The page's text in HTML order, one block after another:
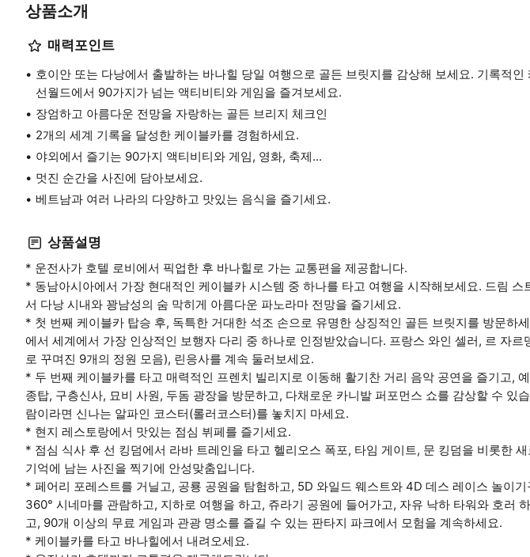
상품소개
매력포인트
호이안 또는 다낭에서 출발하는 바나힐 당일 여행으로 골든 브릿지를 감상해 보세요. 기록적인
선월드에서 90가지가 넘는 액티비티와 게임을 즐겨보세요.
장엄하고 아름다운 전망을 자랑하는 골든 브리지 체크인
2개의 세계 기록을 달성한 케이블카를 경험하세요.
야외에서 즐기는 90가지 액티비티와 게임, 영화, 축제...
멋진 순간을 사진에 담아보세요.
베트남과 여러 나라의 다양하고 맛있는 음식을 즐기세요.
상품설명
* 운전사가 호텔 로비에서 픽업한 후 바나힐로 가는 교통편을 제공합니다.
* 동남아시아에서 가장 현대적인 케이블카 시스템 중 하나를 타고 여행을 시작해보세요. 드림 스
서 다낭 시내와 꽝남성의 숨 막히게 아름다운 파노라마 전망을 즐기세요.
* 첫 번째 케이블카 탑승 후, 독특한 거대한 석조 손으로 유명한 상징적인 골든 브릿지를 방문하
에서 세계에서 가장 인상적인 보행자 다리 중 하나로 인정받았습니다. 프랑스 와인 셀러, 르 자르
로 꾸며진 9개의 정원 모음), 린응사를 계속 둘러보세요.
* 두 번째 케이블카를 타고 매력적인 프렌치 빌리지로 이동해 활기찬 거리 음악 공연을 즐기고,
종탑, 구층신사, 묘비 사원, 두돔 광장을 방문하고, 다채로운 카니발 퍼포먼스 쇼를 감상할 수 있
람이라면 신나는 알파인 코스터(롤러코스터)를 놓치지 마세요.
* 현지 레스토랑에서 맛있는 점심 뷔페를 즐기세요.
* 점심 식사 후 선 킹덤에서 라바 트레인을 타고 헬리오스 폭포, 타임 게이트, 문 킹덤을 비롯한
기억에 남는 사진을 찍기에 안성맞춤입니다.
* 페어리 포레스트를 거닐고, 공룡 공원을 탐험하고, 5D 와일드 웨스트와 4D 데스 레이스 놀이
360° 시네마를 관람하고, 지하로 여행을 하고, 쥬라기 공원에 들어가고, 자유 낙하 타워와 호러
고, 90개 이상의 무료 게임과 관광 명소를 즐길 수 있는 판타지 파크에서 모험을 계속하세요.
* 케이블카를 타고 바나힐에서 내려오세요.